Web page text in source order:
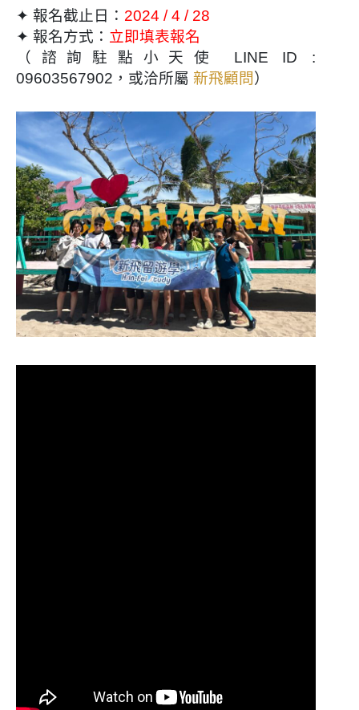
✦ 報名截止日： 2024 / 4 / 28
✦ 報名方式： 立即填表報名
（諮詢駐點小天使 LINE ID :
09603567902，或洽所屬 新飛顧問 ）